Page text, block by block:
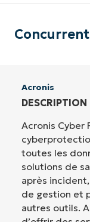
Acronis
Acronis Cyber
toutes les
solutions de
après
de gestion et
autres outils.